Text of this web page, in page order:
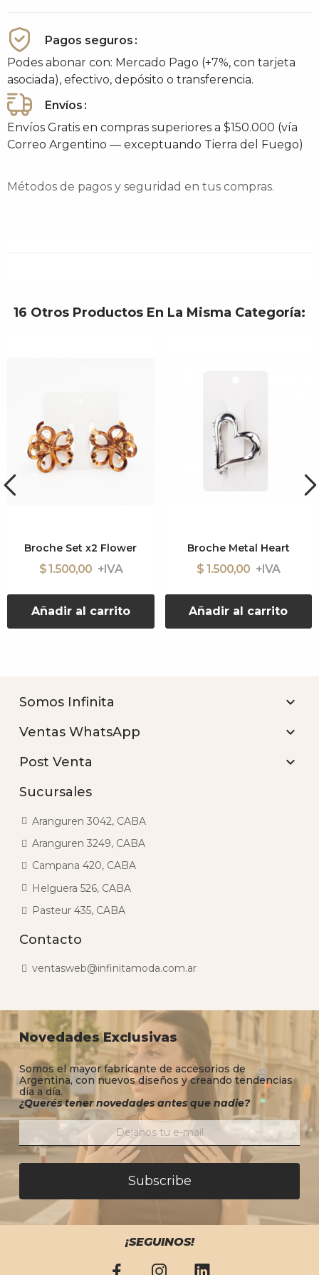
Pagos seguros
Podes abonar con: Mercado Pago (+7%, con tarjeta
asociada), efectivo, depósito o transferencia.
Envíos
Envíos Gratis en compras superiores a $150.000 (vía
Correo Argentino — exceptuando Tierra del Fuego)
Métodos de pagos y seguridad en tus compras.
16 Otros Productos En La Misma Categoría:
Broche Set x2 Flower
$ 1.500,00
Añadir al carrito
Broche Metal Heart
$ 1.500,00
Añadir al carrito
Somos Infinita 
Ventas WhatsApp 
Post Venta 
Sucursales
Aranguren 3042, CABA
Aranguren 3249, CABA
Campana 420, CABA
Helguera 526, CABA
Pasteur 435, CABA
Contacto
ventasweb@infinitamoda.com.ar
Novedades Exclusivas
Somos el mayor fabricante de accesorios de
Argentina, con nuevos diseños y creando tendencias
día a día.
¿Querés tener novedades antes que nadie?
Subscribe
¡SEGUINOS!